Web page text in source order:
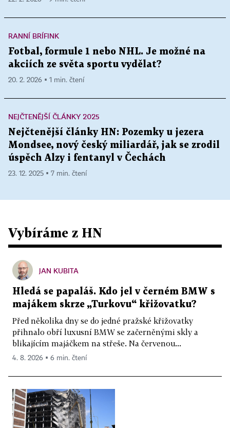
RANNÍ BRÍFINK
Fotbal, formule 1 nebo NHL. Je možné na
akciích ze světa sportu vydělat?
20. 2. 2026 ▪ 1 min. čtení
NEJČTENĚJŠÍ ČLÁNKY 2025
Nejčtenější články HN: Pozemky u jezera
Mondsee, nový český miliardář, jak se zrodil
úspěch Alzy i fentanyl v Čechách
23. 12. 2025 ▪ 7 min. čtení
Vybíráme z HN
JAN KUBITA
Hledá se papaláš. Kdo jel v černém BMW s
majákem skrze „Turkovu“ křižovatku?
Před několika dny se do jedné pražské křižovatky
přihnalo obří luxusní BMW se začerněnými skly a
blikajícím majáčkem na střeše. Na červenou...
4. 8. 2026 ▪ 6 min. čtení